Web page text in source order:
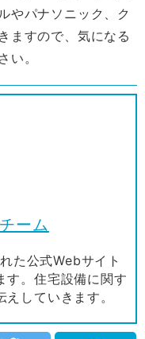
やパナソニック、ク
ますので、気になる
い。
ーム
た公式Webサイト
す。住宅設備に関す
していきます。